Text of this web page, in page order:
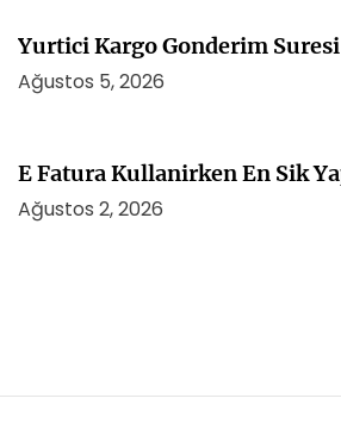
Yurtici Kargo Gonderim
Ağustos 5, 2026
E Fatura Kullanirken En Sik
Ağustos 2, 2026